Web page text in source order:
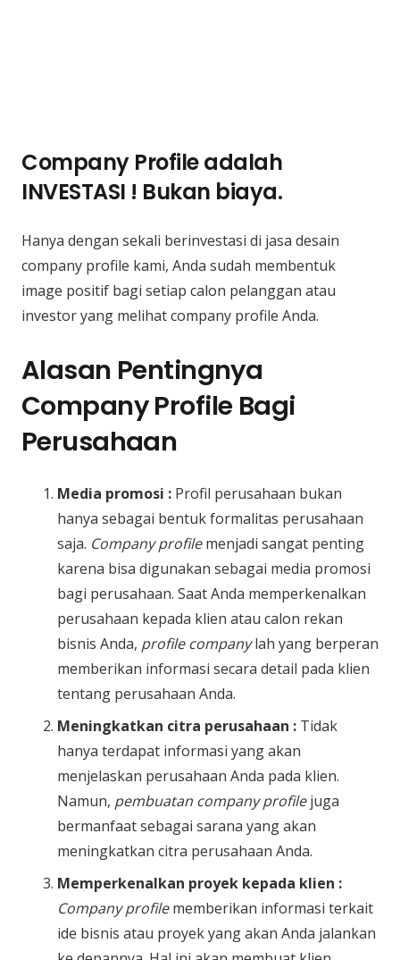
Company Profile adalah
INVESTASI ! Bukan biaya.
Hanya dengan sekali berinvestasi di jasa desain
company profile kami, Anda sudah membentuk
image positif bagi setiap calon pelanggan atau
investor yang melihat company profile Anda.
Alasan Pentingnya
Company Profile Bagi
Perusahaan
Media promosi : Profil perusahaan bukan
hanya sebagai bentuk formalitas perusahaan
saja. Company profilemenjadi sangat penting
karena bisa digunakan sebagai media promosi
bagi perusahaan. Saat Anda memperkenalkan
perusahaan kepada klien atau calon rekan
bisnis Anda, profile companylah yang berperan
memberikan informasi secara detail pada klien
tentang perusahaan Anda.
Meningkatkan citra perusahaan : Tidak
hanya terdapat informasi yang akan
menjelaskan perusahaan Anda pada klien.
Namun, pembuatan company profilejuga
bermanfaat sebagai sarana yang akan
meningkatkan citra perusahaan Anda.
Memperkenalkan proyek kepada klien :
Company profilememberikan informasi terkait
ide bisnis atau proyek yang akan Anda jalankan